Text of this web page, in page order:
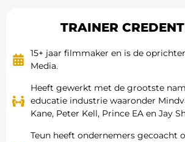
TRAINER
15+ jaar filmmaker en is de
Media.
Heeft gewerkt met de grootste
educatie industrie waaronder
Kane, Peter Kell, Prince EA en Jay
Teun heeft ondernemers gecoacht